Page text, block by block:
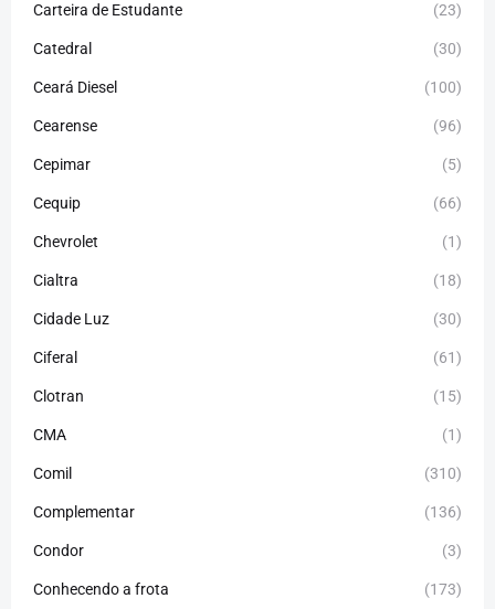
Carteira de Estudante (23)
Catedral (30)
Ceará Diesel (100)
Cearense (96)
Cepimar (5)
Cequip (66)
Chevrolet (1)
Cialtra (18)
Cidade Luz (30)
Ciferal (61)
Clotran (15)
CMA (1)
Comil (310)
Complementar (136)
Condor (3)
Conhecendo a frota (173)